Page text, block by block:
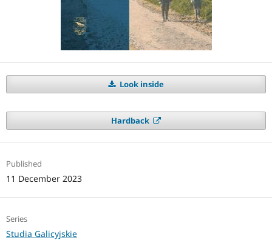
Look inside
Hardback
Published
11 December 2023
Series
Studia Galicyjskie